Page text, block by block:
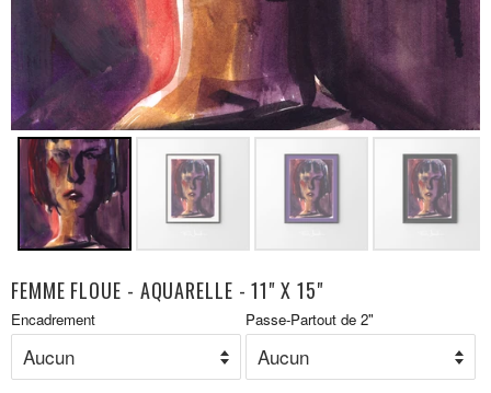
FEMME FLOUE - AQUARELLE - 11" X 15"
Prix
réduit
Encadrement Passe-Partout de 2"